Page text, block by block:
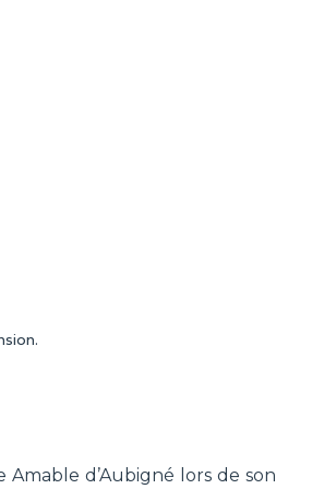
Amable d’Aubigné lors de son